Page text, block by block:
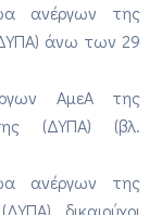
ανέργων της
άνω των 29
ΑμεΑ της
(ΔΥΠΑ) (βλ.
ανέργων της
δικαιούχοι